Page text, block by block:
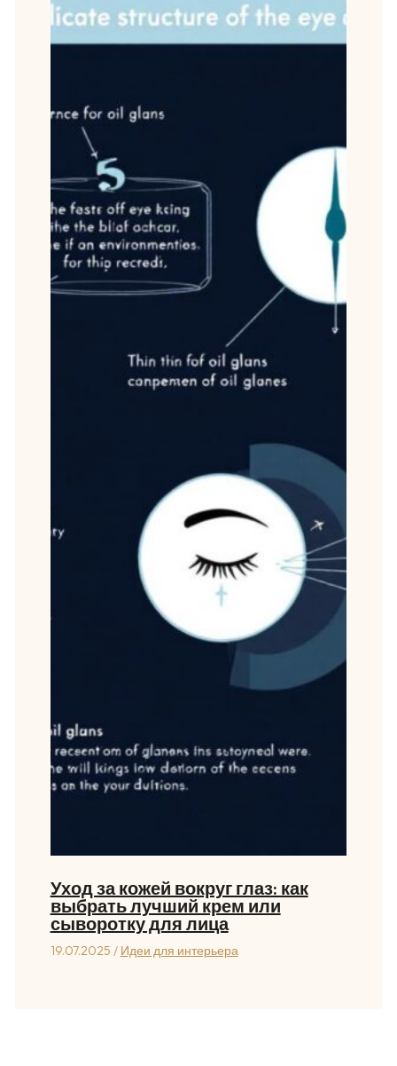
Уход за кожей вокруг глаз: как
выбрать лучший крем или
сыворотку для лица
19.07.2025 / Идеи для интерьера